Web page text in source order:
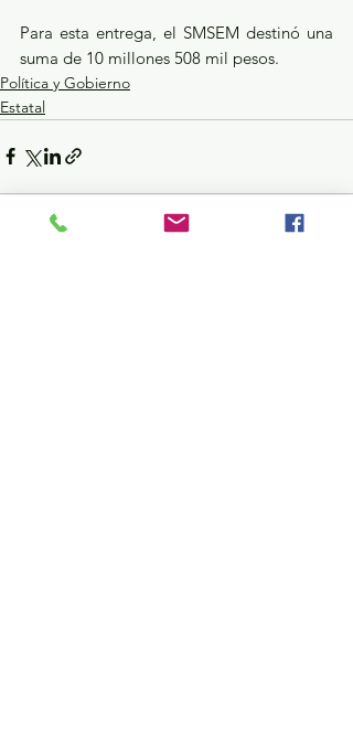
Para esta entrega, el SMSEM destinó una
suma de 10 millones 508 mil pesos.
Política y Gobierno
Estatal